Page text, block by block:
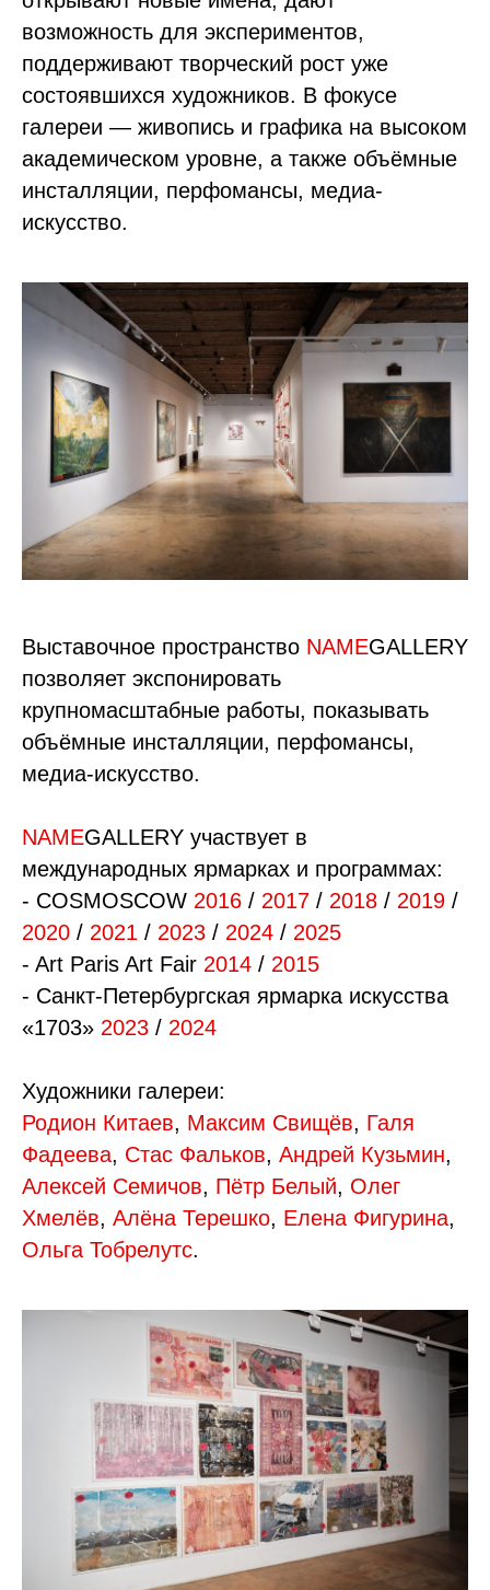
возможность для экспериментов,
поддерживают творческий рост уже
состоявшихся художников. В фокусе
галереи — живопись и графика на высоком
академическом уровне, а также объёмные
инсталляции, перфомансы, медиа-
искусство.
Выставочное пространство NAMEGALLERY
позволяет экспонировать
крупномасштабные работы, показывать
объёмные инсталляции, перфомансы,
медиа-искусство.
NAMEGALLERY участвует в
международных ярмарках и программах:
- COSMOSCOW 2016 / 2017 / 2018 / 2019 /
2020 / 2021 / 2023 / 2024 / 2025
- Art Paris Art Fair 2014 / 2015
- Санкт-Петербургская ярмарка искусства
«1703» 2023 / 2024
Художники галереи:
Родион Китаев, Максим Свищёв, Галя
Фадеева, Стас Фальков, Андрей Кузьмин,
Алексей Семичов, Пётр Белый, Олег
Хмелёв, Алёна Терешко, Елена Фигурина,
Ольга Тобрелутс.